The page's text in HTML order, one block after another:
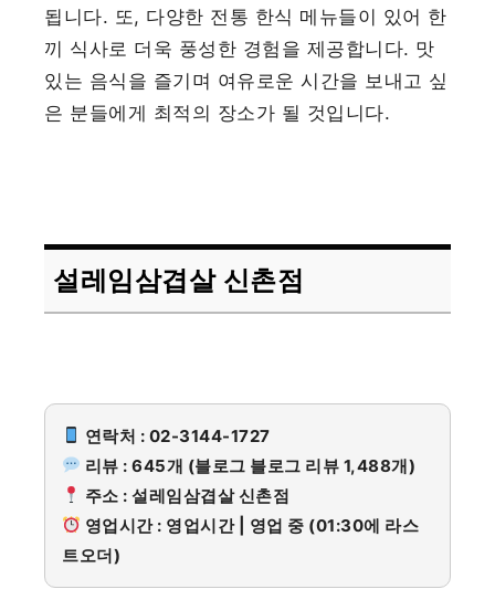
됩니다. 또, 다양한 전통 한식 메뉴들이 있어 한
끼 식사로 더욱 풍성한 경험을 제공합니다. 맛
있는 음식을 즐기며 여유로운 시간을 보내고 싶
은 분들에게 최적의 장소가 될 것입니다.
설레임삼겹살 신촌점
연락처 : 02-3144-1727
리뷰 : 645개 (블로그 블로그 리뷰 1,488개)
주소 : 설레임삼겹살 신촌점
영업시간 : 영업시간 | 영업 중 (01:30에 라스
트오더)